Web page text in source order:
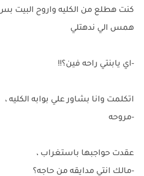
كنت هطلع من الكليه واروح البيت
همس الي ندهتلي
-اي يابنتي راحه فين؟!!
اتكلمت وانا بشاور علي بوابه الكليه ،
-مروحه
عقدت حواجبها باستغراب ،
-مالك انتي مدايقه من حاجه؟